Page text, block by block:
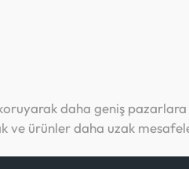
daha geniş
ürünler daha uzak